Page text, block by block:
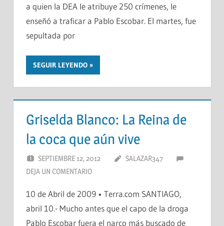
a quien la DEA le atribuye 250 crímenes, le
enseñó a traficar a Pablo Escobar. El martes, fue
sepultada por
SEGUIR LEYENDO
Griselda Blanco: La Reina de
la coca que aún vive
SEPTIEMBRE 12, 2012
SALAZAR347
DEJA UN COMENTARIO
10 de Abril de 2009 • Terra.com SANTIAGO,
abril 10.- Mucho antes que el capo de la droga
Pablo Escobar fuera el narco más buscado de